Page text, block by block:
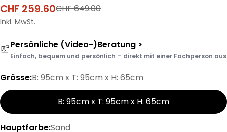
Verkaufspreis
CHF 259.60
Regulärer
Preis
CHF 649.00
Inkl. MwSt.
Persönliche (Video-)Beratung >
Einfach, bequem und persönlich – direkt mit einer Fachperson aus
Grösse:B: 95cm x T: 95cm x H: 65cm
B: 95cm x T: 95cm x H: 65cm
Hauptfarbe:Sand